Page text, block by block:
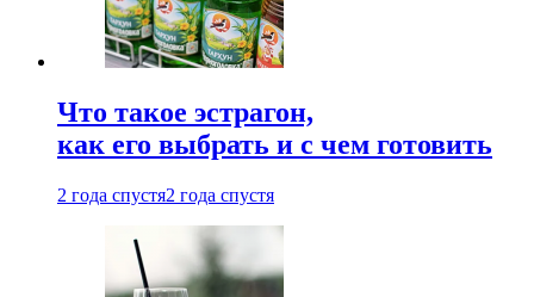
Что такое эстрагон,
как его выбрать и с чем готовить
2 года спустя2 года спустя